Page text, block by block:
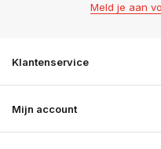
Meld je aan
Klantenservice
Mijn account